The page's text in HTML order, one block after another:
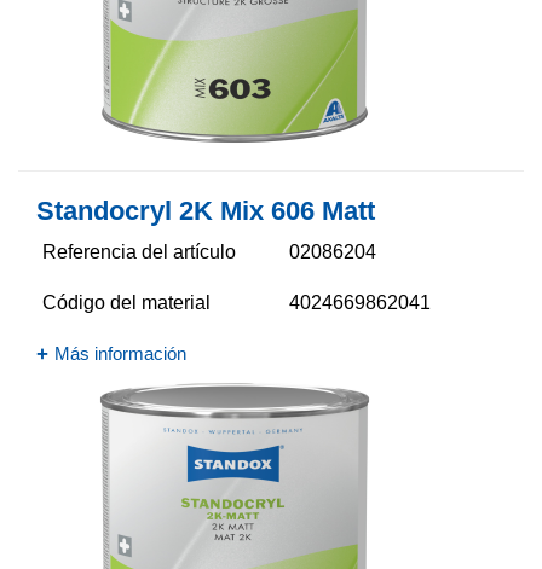
Standocryl 2K Mix 606 Matt
Referencia del artículo 02086204
Código del material 4024669862041
Más información